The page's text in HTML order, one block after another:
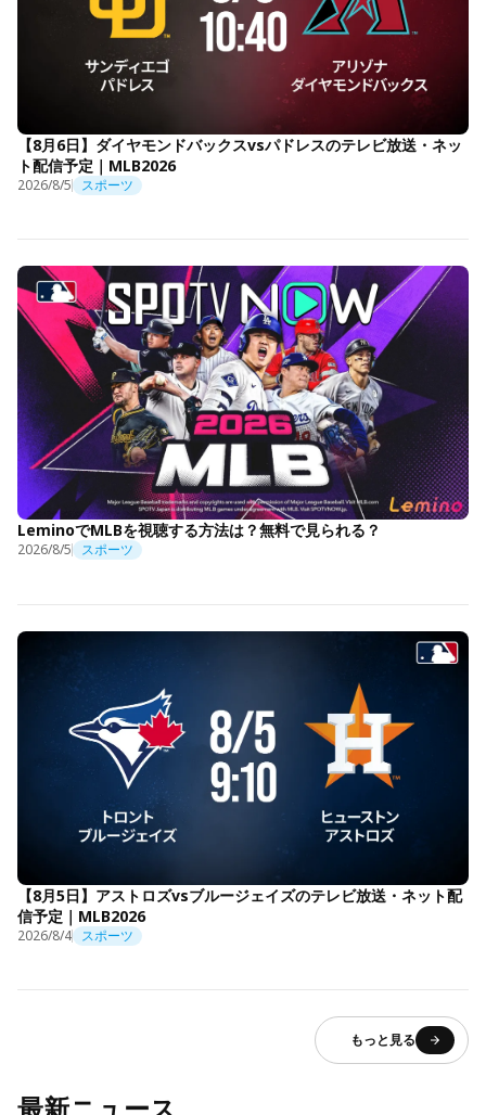
【8月6日】ダイヤモンドバックスvsパドレスのテレビ放送・ネッ
ト配信予定｜MLB2026
2026/8/5 スポーツ
LeminoでMLBを視聴する方法は？無料で見られる？
2026/8/5 スポーツ
【8月5日】アストロズvsブルージェイズのテレビ放送・ネット配
信予定｜MLB2026
2026/8/4 スポーツ
もっと見る